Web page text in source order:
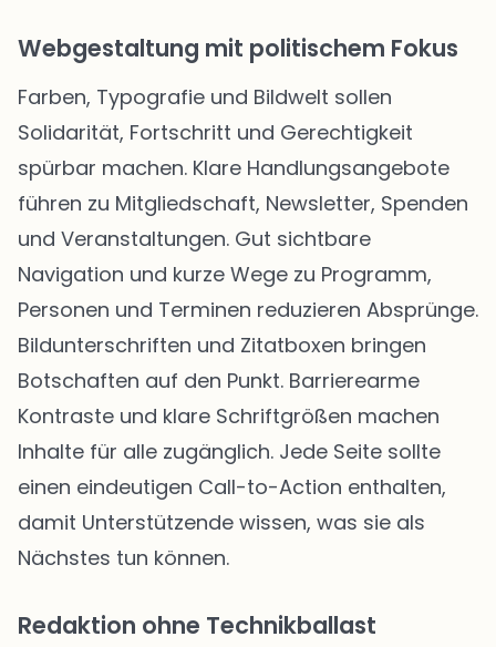
Webgestaltung mit politischem Fokus
Farben, Typografie und Bildwelt sollen
Solidarität, Fortschritt und Gerechtigkeit
spürbar machen. Klare Handlungsangebote
führen zu Mitgliedschaft, Newsletter, Spenden
und Veranstaltungen. Gut sichtbare
Navigation und kurze Wege zu Programm,
Personen und Terminen reduzieren Absprünge.
Bildunterschriften und Zitatboxen bringen
Botschaften auf den Punkt. Barrierearme
Kontraste und klare Schriftgrößen machen
Inhalte für alle zugänglich. Jede Seite sollte
einen eindeutigen Call-to-Action enthalten,
damit Unterstützende wissen, was sie als
Nächstes tun können.
Redaktion ohne Technikballast